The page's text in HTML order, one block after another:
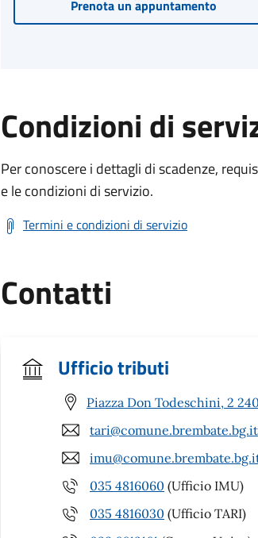
Prenota un appuntamento
Condizioni di
Per conoscere i dettagli di scadenze,
e le condizioni di servizio.
Termini e condizioni di servizio
Contatti
Ufficio tributi
Piazza Don Todeschini, 2
tari@comune.brembate.bg.it
035 4816060 (Ufficio IMU)
035 4816030 (Ufficio TARI)